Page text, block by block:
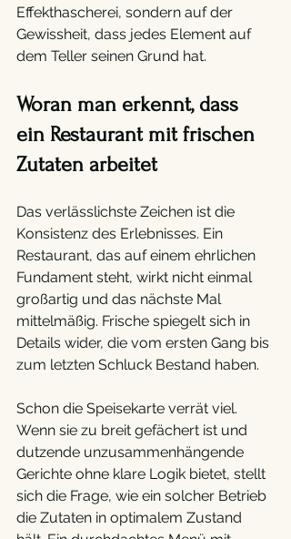
Effekthascherei, sondern auf der
Gewissheit, dass jedes Element auf
dem Teller seinen Grund hat.
Woran man erkennt, dass
ein Restaurant mit frischen
Zutaten arbeitet
Das verlässlichste Zeichen ist die
Konsistenz des Erlebnisses. Ein
Restaurant, das auf einem ehrlichen
Fundament steht, wirkt nicht einmal
großartig und das nächste Mal
mittelmäßig. Frische spiegelt sich in
Details wider, die vom ersten Gang bis
zum letzten Schluck Bestand haben.
Schon die Speisekarte verrät viel.
Wenn sie zu breit gefächert ist und
dutzende unzusammenhängende
Gerichte ohne klare Logik bietet, stellt
sich die Frage, wie ein solcher Betrieb
die Zutaten in optimalem Zustand